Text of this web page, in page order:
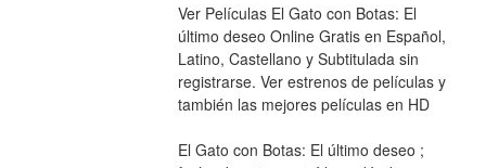
Ver Películas El Gato con Botas: El
último deseo Online Gratis en Español,
Latino, Castellano y Subtitulada sin
registrarse. Ver estrenos de películas y
también las mejores películas en HD
El Gato con Botas: El último deseo ;